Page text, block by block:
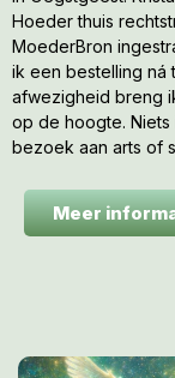
Hoeder thuis
MoederBron
ik een bestelling ná
afwezigheid breng
op de hoogte. Niets
bezoek aan arts of
Meer